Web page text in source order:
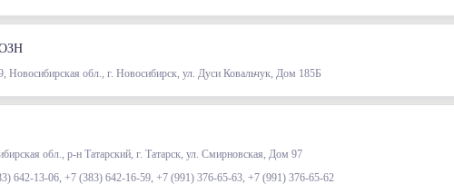
обл., г. Новосибирск, ул. Дуси Ковальчук, Дом 185Б
обл., р-н Татарский, г. Татарск, ул. Смирновская, Дом 97
642-13-06, +7 (383) 642-16-59, +7 (991) 376-65-63, +7 (991) 376-65-62